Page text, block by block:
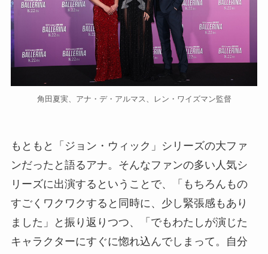
角田夏実、アナ・デ・アルマス、レン・ワイズマン監督
もともと「ジョン・ウィック」シリーズの大ファ
ンだったと語るアナ。そんなファンの多い人気シ
リーズに出演するということで、「もちろんもの
すごくワクワクすると同時に、少し緊張感もあり
ました」と振り返りつつ、「でもわたしが演じた
キャラクターにすぐに惚れ込んでしまって。自分